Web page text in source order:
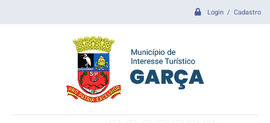
Login / Cadastro